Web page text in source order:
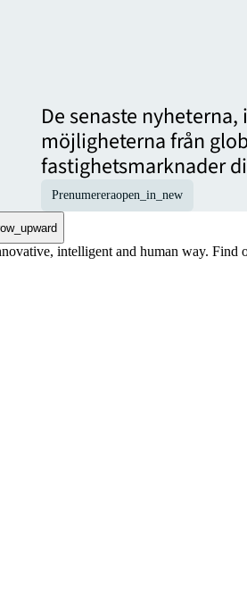
De senaste
möjligheterna från
fastighetsmarknader
Prenumereraopen_in_new
intelligent and human way.